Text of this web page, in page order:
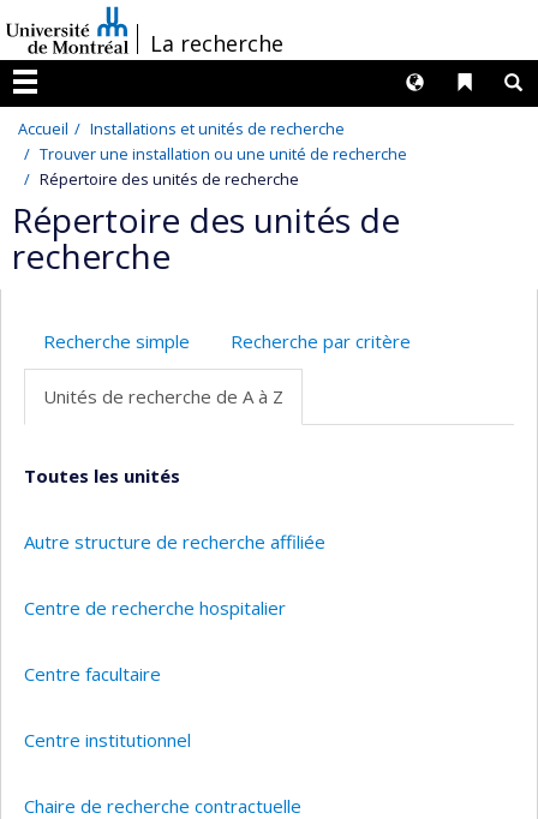
au
contenu
/La recherche
Menu
Liens
Langues
Accueil
Installations et unités de recherche
Trouver une installation ou une unité de recherche
Répertoire des unités de recherche
Répertoire des unités de
recherche
Recherche simple Recherche par critère
Unités de recherche de A à Z
Toutes les unités
Autre structure de recherche affiliée
Centre de recherche hospitalier
Centre facultaire
Centre institutionnel
Chaire de recherche contractuelle